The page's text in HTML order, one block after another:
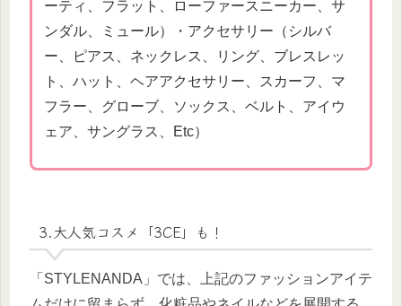
ーティ、フラット、ローファースニーカー、サ
ンダル、ミュール）・アクセサリー（シルバ
ー、ピアス、ネックレス、リング、ブレスレッ
ト、ハット、ヘアアクセサリー、スカーフ、マ
フラー、グローブ、ソックス、ベルト、アイウ
ェア、サングラス、Etc）
3.大人気コスメ「3CE」も！
「STYLENANDA」では、上記のファッションアイテ